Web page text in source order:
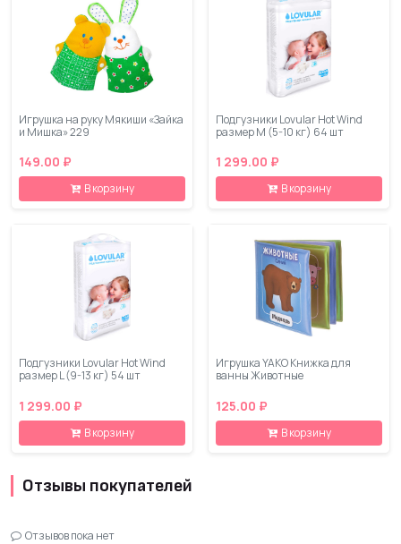
Игрушка на руку Мякиши «Зайка
и Мишка» 229
149.00 ₽
В корзину
Подгузники Lovular Hot Wind
размер M (5-10 кг) 64 шт
1 299.00 ₽
В корзину
Подгузники Lovular Hot Wind
размер L (9-13 кг) 54 шт
1 299.00 ₽
В корзину
Игрушка YAKO Книжка для
ванны Животные
125.00 ₽
В корзину
Отзывы покупателей
Отзывов пока нет